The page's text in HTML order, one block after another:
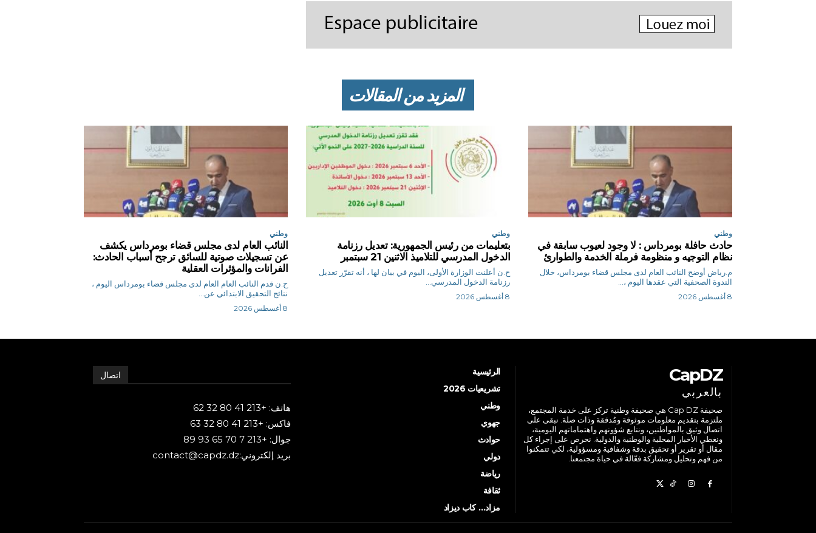
المزيد من المقالات
وطني
حادث حافلة بومرداس : لا وجود لعيوب سابقة في
نظام التوجيه و منظومة فرملة الخدمة والطوارئ
م.رياض أوضح النائب العام لدى مجلس قضاء بومرداس، خلال
الندوة الصحفية التي عقدها اليوم ،...
8 أغسطس 2026
وطني
بتعليمات من رئيس الجمهورية: تعديل رزنامة
الدخول المدرسي للتلاميذ الاثنين 21 سبتمبر
ح.ن أعلنت الوزارة الأولى، اليوم في بيان لها ، أنه تقرّر تعديل
رزنامة الدخول المدرسي...
8 أغسطس 2026
وطني
النائب العام لدى مجلس قضاء بومرداس يكشف
عن تسجيلات صوتية للسائق ترجح أسباب الحادث:
الفرانات والمؤثرات العقلية
ح.ن قدم النائب العام العام لدى مجلس قضاء بومرداس اليوم ،
نتائج التحقيق الابتدائي عن...
8 أغسطس 2026
CapDZ
بالعربي
صحيفة Cap DZ هي صحيفة وطنية تركز على خدمة المجتمع،
ملتزمة بتقديم معلومات موثوقة ومُدققة وذات صلة. نبقى على
اتصال وثيق بالمواطنين، ونتابع شؤونهم واهتماماتهم اليومية،
ونغطي الأخبار المحلية والوطنية والدولية. نحرص على إجراء كل
مقال أو تقرير أو تحقيق بدقة وشفافية ومسؤولية، لكي تتمكنوا
من فهم وتحليل ومشاركة فعّالة في حياة مجتمعنا.
الرئيسية
تشريعيات 2026
وطني
جهوي
حوادث
دولي
رياضة
ثقافة
مزاد… كاب ديزاد
اتصال
هاتف: +213 41 80 32 62
فاكس: +213 41 80 32 63
جوال: +213 7 70 65 93 89
بريد إلكتروني:contact@capdz.dz